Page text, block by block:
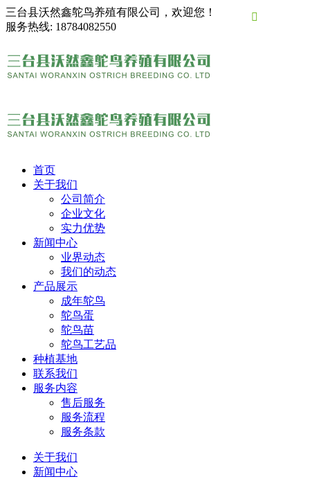
三台县沃然鑫鸵鸟养殖有限公司，欢迎您！
服务热线: 18784082550

首页
关于我们
公司简介
企业文化
实力优势
新闻中心
业界动态
我们的动态
产品展示
成年鸵鸟
鸵鸟蛋
鸵鸟苗
鸵鸟工艺品
种植基地
联系我们
服务内容
售后服务
服务流程
服务条款
关于我们
新闻中心